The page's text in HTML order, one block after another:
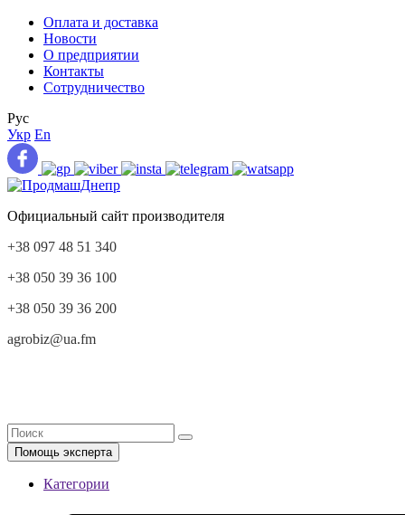
Оплата и доставка
Новости
О предприятии
Контакты
Сотрудничество
Рус
Укр En
Официальный сайт производителя
+38 097 48 51 340
+38 050 39 36 100
+38 050 39 36 200
agrobiz@ua.fm
Помощь эксперта
Категории